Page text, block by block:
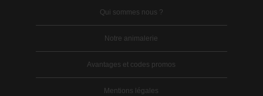
Qui sommes nous ?
Notre animalerie
Avantages et codes promos
Mentions légales